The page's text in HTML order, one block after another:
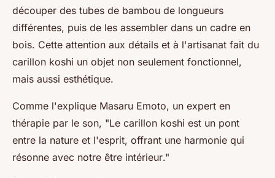
découper des tubes de bambou de longueurs
différentes, puis de les assembler dans un cadre en
bois. Cette attention aux détails et à l'artisanat fait du
carillon koshi un objet non seulement fonctionnel,
mais aussi esthétique.
Comme l'explique Masaru Emoto, un expert en
thérapie par le son, "Le carillon koshi est un pont
entre la nature et l'esprit, offrant une harmonie qui
résonne avec notre être intérieur."